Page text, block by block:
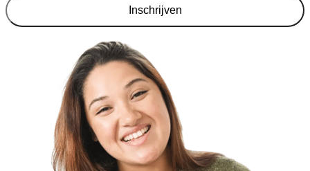
Inschrijven